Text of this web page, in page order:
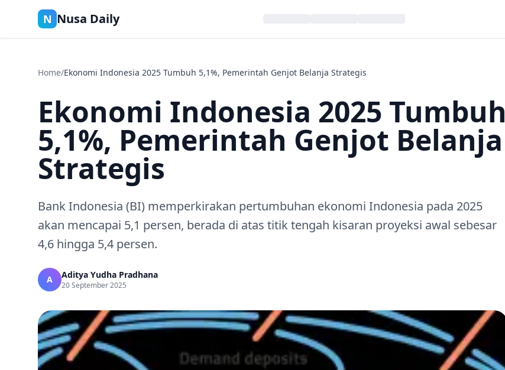
N Nusa Daily
Home/Ekonomi Indonesia 2025 Tumbuh 5,1%, Pemerintah Genjot Belanja Strategis
Ekonomi Indonesia 2025 Tumbuh
5,1%, Pemerintah Genjot Belanja
Strategis
Bank Indonesia (BI) memperkirakan pertumbuhan ekonomi Indonesia pada 2025
akan mencapai 5,1 persen, berada di atas titik tengah kisaran proyeksi awal sebesar
4,6 hingga 5,4 persen.
A Aditya Yudha Pradhana
20 September 2025